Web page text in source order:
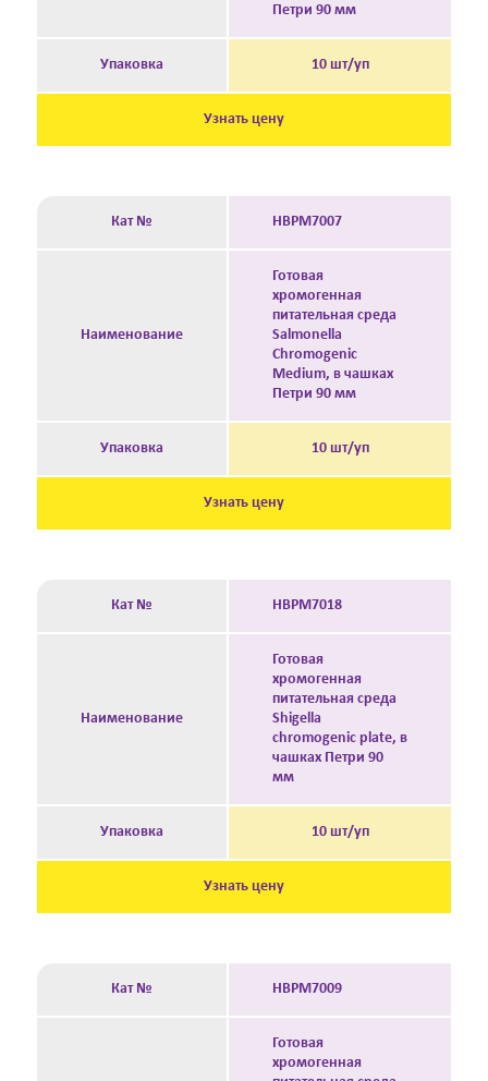
Петри 90 мм
Упаковка 10 шт/уп
Узнать цену
Кат № HBPM7007
Наименование
Готовая
хромогенная
питательная среда
Salmonella
Chromogenic
Medium, в чашках
Петри 90 мм
Упаковка 10 шт/уп
Узнать цену
Кат № HBPM7018
Наименование
Готовая
хромогенная
питательная среда
Shigella
chromogenic plate, в
чашках Петри 90
мм
Упаковка 10 шт/уп
Узнать цену
Кат № HBPM7009
Готовая
хромогенная